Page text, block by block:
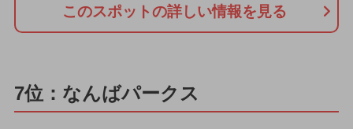
このスポットの詳しい情報を見る
7位：なんばパークス